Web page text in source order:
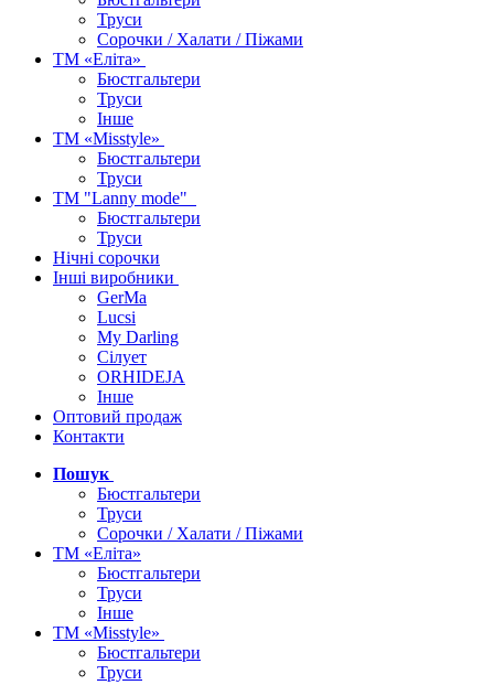
Труси
Сорочки / Халати / Піжами
ТМ «Еліта»
Бюстгальтери
Труси
Інше
ТМ «Misstyle»
Бюстгальтери
Труси
ТМ "Lanny mode"
Бюстгальтери
Труси
Нічні сорочки
Інші виробники
GerMa
Lucsi
My Darling
Сілует
ORHIDEJA
Інше
Оптовий продаж
Контакти
Пошук
Бюстгальтери
Труси
Сорочки / Халати / Піжами
ТМ «Еліта»
Бюстгальтери
Труси
Інше
ТМ «Misstyle»
Бюстгальтери
Труси